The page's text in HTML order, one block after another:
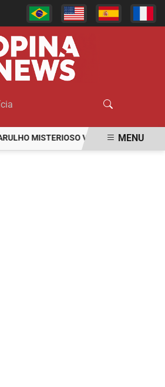
MISTERIOSO VINDO DO MARMENU